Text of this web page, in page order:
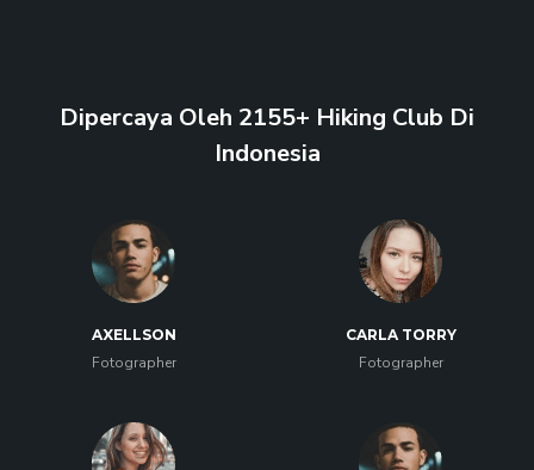
Dipercaya Oleh 2155+ Hiking Club Di
Indonesia
AXELLSON
Fotographer
CARLA TORRY
Fotographer